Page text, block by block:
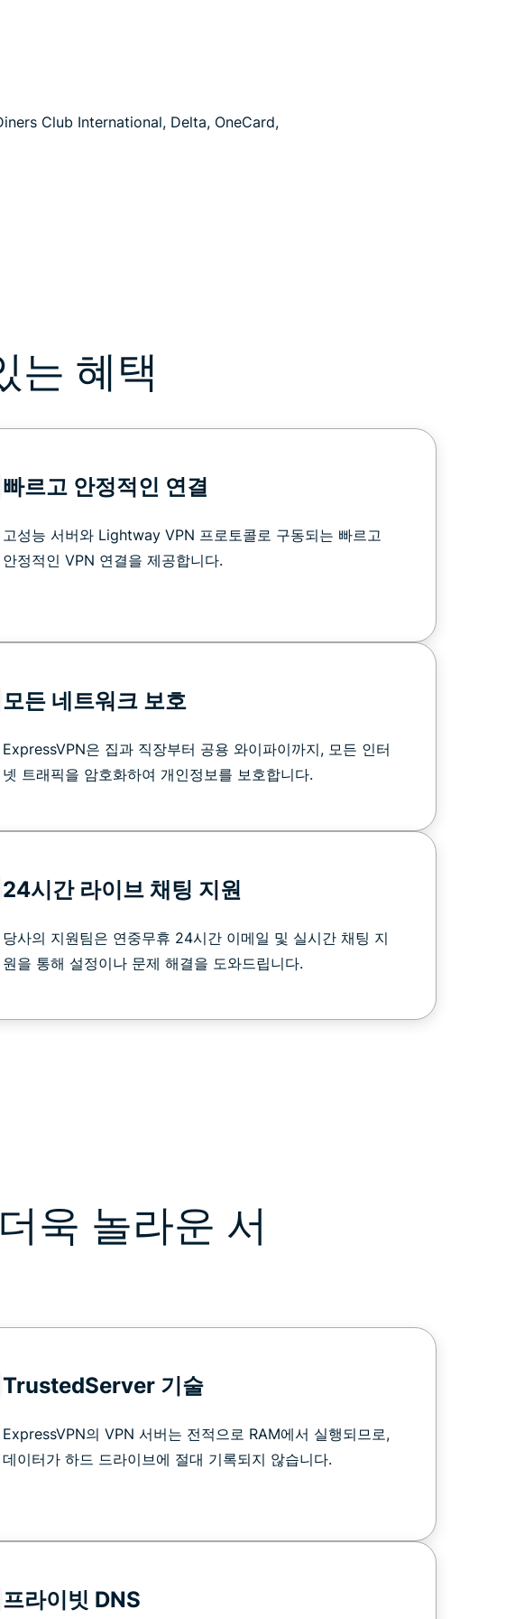
Club International, Delta, OneCard,
는 혜택
빠르고 안정적인 연결
고성능 서버와 Lightway VPN 프로토콜로 구동되는 빠르고
안정적인 VPN 연결을 제공합니다.
모든 네트워크 보호
ExpressVPN은 집과 직장부터 공용 와이파이까지, 모든 인터
넷 트래픽을 암호화하여 개인정보를 보호합니다.
24시간 라이브 채팅 지원
당사의 지원팀은 연중무휴 24시간 이메일 및 실시간 채팅 지
원을 통해 설정이나 문제 해결을 도와드립니다.
욱 놀라운 서
TrustedServer 기술
ExpressVPN의 VPN 서버는 전적으로 RAM에서 실행되므로,
데이터가 하드 드라이브에 절대 기록되지 않습니다.
프라이빗 DNS